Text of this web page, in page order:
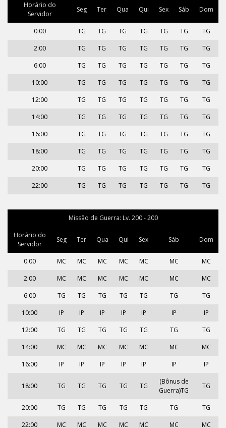
Horário do
Servidor
Seg Ter Qua Qui Sex Sáb Dom
0:00 TG TG TG TG TG TG
TG
2:00
TG TG TG TG TG TG
TG
6:00
TG TG TG TG TG TG
TG
10:00
TG TG TG TG TG TG
TG
12:00
TG TG TG TG TG TG
TG
14:00
TG TG TG TG TG TG
TG
16:00
TG TG TG TG TG TG
TG
18:00
TG TG TG TG TG TG
TG
20:00
TG TG TG TG TG TG
TG
22:00
TG TG TG TG TG TG TG
Missão de Guerra: Lv. 200 - 200
Horário do
Servidor
Seg Ter Qua Qui Sex Sáb Dom
0:00 MC MC MC MC MC MC
MC
2:00
MC MC MC MC MC MC
MC
6:00
TG TG TG TG TG TG
TG
10:00
IP IP IP IP IP IP
IP
12:00
TG TG TG TG TG TG
TG
14:00
MC MC MC MC MC MC
MC
16:00
IP IP IP IP IP IP IP
18:00 TG TG TG TG TG
(Bônus de
Guerra)TG
TG
20:00 TG TG TG TG TG TG
TG
22:00
MC MC MC MC MC MC MC